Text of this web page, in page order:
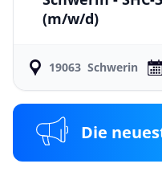
(m/w/d)
19063 Schwerin
Die